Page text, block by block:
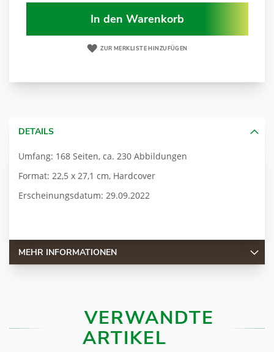
In den Warenkorb
ZUR MERKLISTE HINZUFÜGEN
DETAILS
Umfang: 168 Seiten, ca. 230 Abbildungen
Format: 22,5 x 27,1 cm, Hardcover
Erscheinungsdatum: 29.09.2022
MEHR INFORMATIONEN
VERWANDTE
ARTIKEL